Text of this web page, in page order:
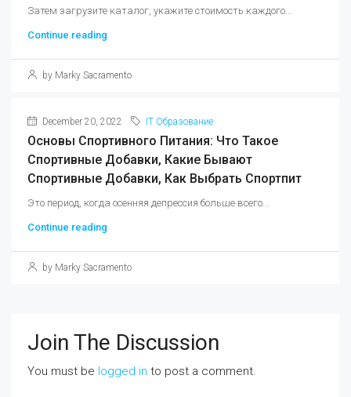
Затем загрузите каталог, укажите стоимость каждого...
Continue reading
by Marky Sacramento
December 20, 2022 IT Образование
Основы Спортивного Питания: Что Такое
Спортивные Добавки, Какие Бывают
Спортивные Добавки, Как Выбрать Спортпит
Это период, когда осенняя депрессия больше всего...
Continue reading
by Marky Sacramento
Join The Discussion
You must be logged in to post a comment.